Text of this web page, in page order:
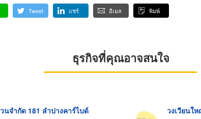
Tweet แชร์ อีเมล พิมพ์
ธุรกิจที่คุณอาจสนใจ
นจำกัด 181 ลำปางคาร์ไบด์
วงเวียนใ